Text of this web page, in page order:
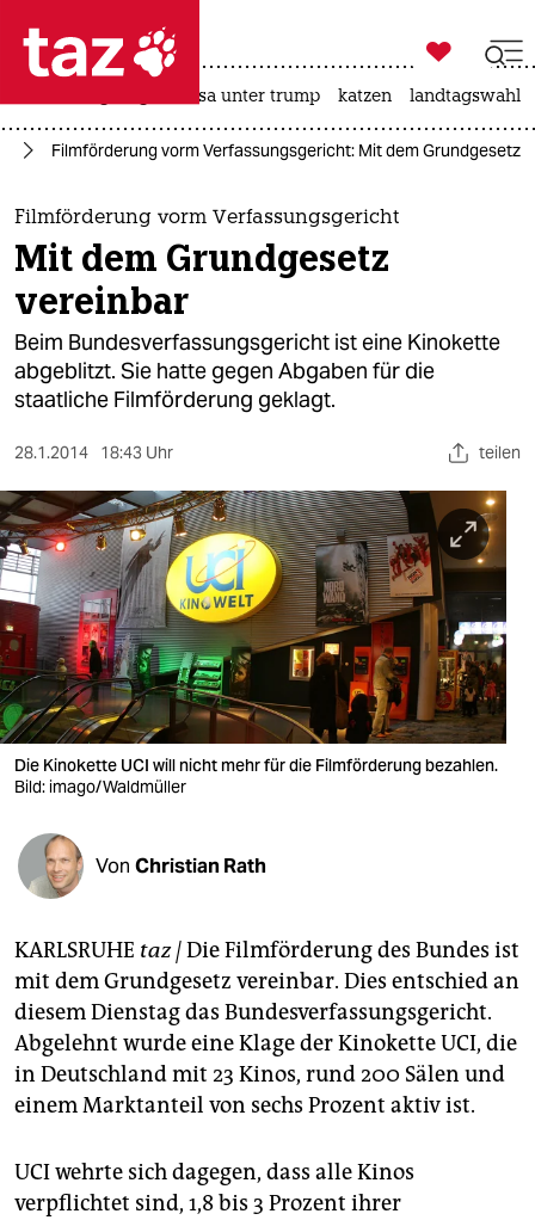
 taz zahl ich
taz zahl ich
themen
politik
öko
gesellschaft
sport
berlin
nord
wahrheit
verlag
verlag
veranstaltungen
shop
fragen & hilfe
abo
genossenschaft
epaper login

taz zahl ich
usa unter trump katzen landtagswahl
Filmförderung vorm Verfassungsgericht: Mit dem Grundgesetz
Filmförderung vorm Verfassungsgericht
Mit dem Grundgesetz
vereinbar
Beim Bundesverfassungsgericht ist eine Kinokette
abgeblitzt. Sie hatte gegen Abgaben für die
staatliche Filmförderung geklagt.
28.1.2014 18:43 Uhr teilen
Die Kinokette UCI will nicht mehr für die Filmförderung bezahlen.
Bild: imago/Waldmüller
Von Christian Rath
KARLSRUHE taz |Die Filmförderung des Bundes ist
mit dem Grundgesetz vereinbar. Dies entschied an
diesem Dienstag das Bundesverfassungsgericht.
Abgelehnt wurde eine Klage der Kinokette UCI, die
in Deutschland mit 23 Kinos, rund 200 Sälen und
einem Marktanteil von sechs Prozent aktiv ist.
UCI wehrte sich dagegen, dass alle Kinos
verpflichtet sind, 1,8 bis 3 Prozent ihrer